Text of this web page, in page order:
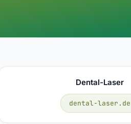
Dental-Laser
dental-laser.de